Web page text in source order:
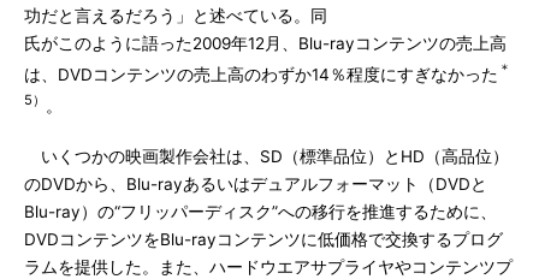
功だと言えるだろう」と述べている。同
氏がこのように語った2009年12月、Blu-rayコンテンツの売上高
は、DVDコンテンツの売上高のわずか14％程度にすぎなかった ＊
5）
いくつかの映画製作会社は、SD（標準品位）とHD（高品位）
のDVDから、Blu-rayあるいはデュアルフォーマット（DVDと
Blu-ray）の“フリッパーディスク”への移行を推進するために、
DVDコンテンツをBlu-rayコンテンツに低価格で交換するプログ
ラムを提供した。また、ハードウエアサプライヤやコンテンツプ